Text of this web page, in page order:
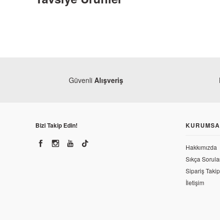
Güvenli Alışveriş
Bizi Takip Edin!
Hakkımızda
Sıkça
Sipariş Takip
İletişim